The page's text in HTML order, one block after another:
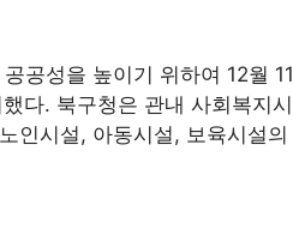
성을 높이기 위하여 12월
다. 북구청은 관내 사회복지
인시설, 아동시설, 보육시설